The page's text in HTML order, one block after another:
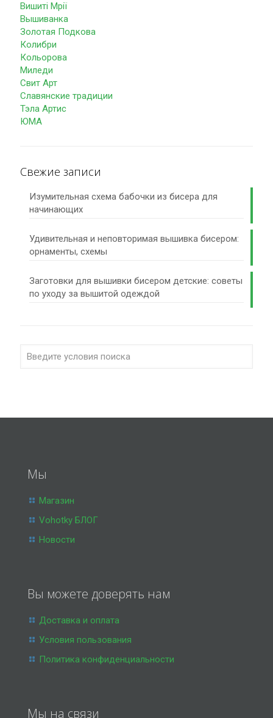
Вишиті Мрії
Вышиванка
Золотая Подкова
Колибри
Кольорова
Миледи
Свит Арт
Славянские традиции
Тэла Артис
ЮМА
Свежие записи
Изумительная схема бабочки из бисера для
начинающих
Удивительная и неповторимая вышивка бисером:
орнаменты, схемы
Заготовки для вышивки бисером детские: советы
по уходу за вышитой одеждой
Мы
Магазин
Vohotky БЛОГ
Новости
Вы можете доверять нам
Доставка и оплата
Условия пользования
Политика конфиденциальности
Мы на связи